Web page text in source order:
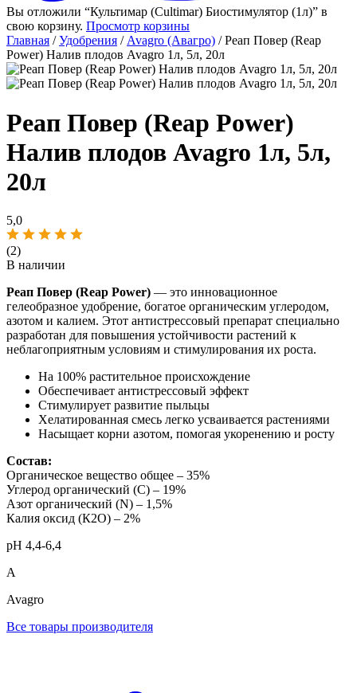
Вы отложили “Культимар (Cultimar) Биостимулятор (1л)” в
свою корзину. Просмотр корзины
Главная /Удобрения / Avagro (Авагро) / Реап Повер (Reap
Power) Налив плодов Avagro 1л, 5л, 20л
Реап Повер (Reap Power)
Налив плодов Avagro 1л, 5л,
20л
5,0
(2)
В наличии
Реап Повер (Reap Power) — это инновационное
гелеобразное удобрение, богатое органическим углеродом,
азотом и калием. Этот антистрессовый препарат специально
разработан для повышения устойчивости растений к
неблагоприятным условиям и стимулирования их роста.
На 100% растительное происхождение
Обеспечивает антистрессовый эффект
Стимулирует развитие пыльцы
Хелатированная смесь легко усваивается растениями
Насыщает корни азотом, помогая укоренению и росту
Состав:
Органическое вещество общее – 35%
Углерод органический (С) – 19%
Азот органический (N) – 1,5%
Калия оксид (К2О) – 2%
рН 4,4-6,4
A
Avagro
Все товары производителя